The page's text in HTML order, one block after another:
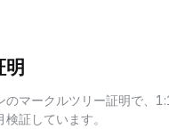
明
のマークルツリー証明で、
証しています。